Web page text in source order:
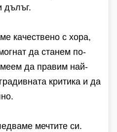
дълъг.
качествено с хора,
да станем по-
да правим най-
критика и да
мечтите си.